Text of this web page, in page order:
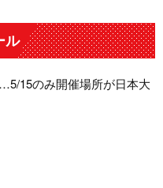
ル
15のみ開催場所が日本大